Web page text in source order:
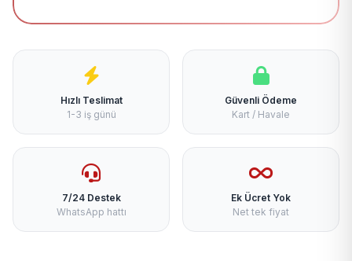
Hızlı Teslimat
1-3 iş günü
Güvenli Ödeme
Kart / Havale
7/24 Destek
WhatsApp hattı
Ek Ücret Yok
Net tek fiyat